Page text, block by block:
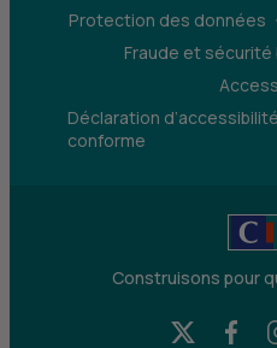
Protection des données
Fraude et sécurité
Déclaration
conforme
Construisons pour
X